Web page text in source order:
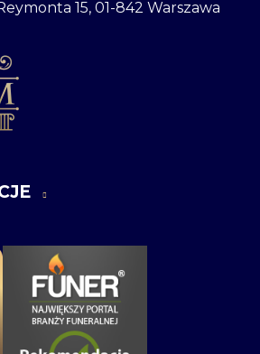
15, 01-842 Warszawa